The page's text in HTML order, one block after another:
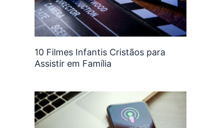
10 Filmes Infantis Cristãos para
Assistir em Família